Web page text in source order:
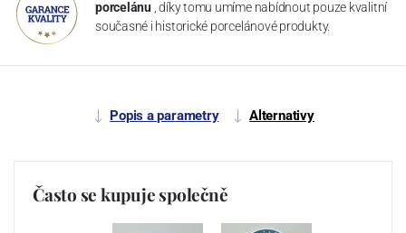
porcelánu , díky tomu umíme nabídnout pouze kvalitní
současné i historické porcelánové produkty.
Popis a parametry Alternativy
Často se kupuje společně